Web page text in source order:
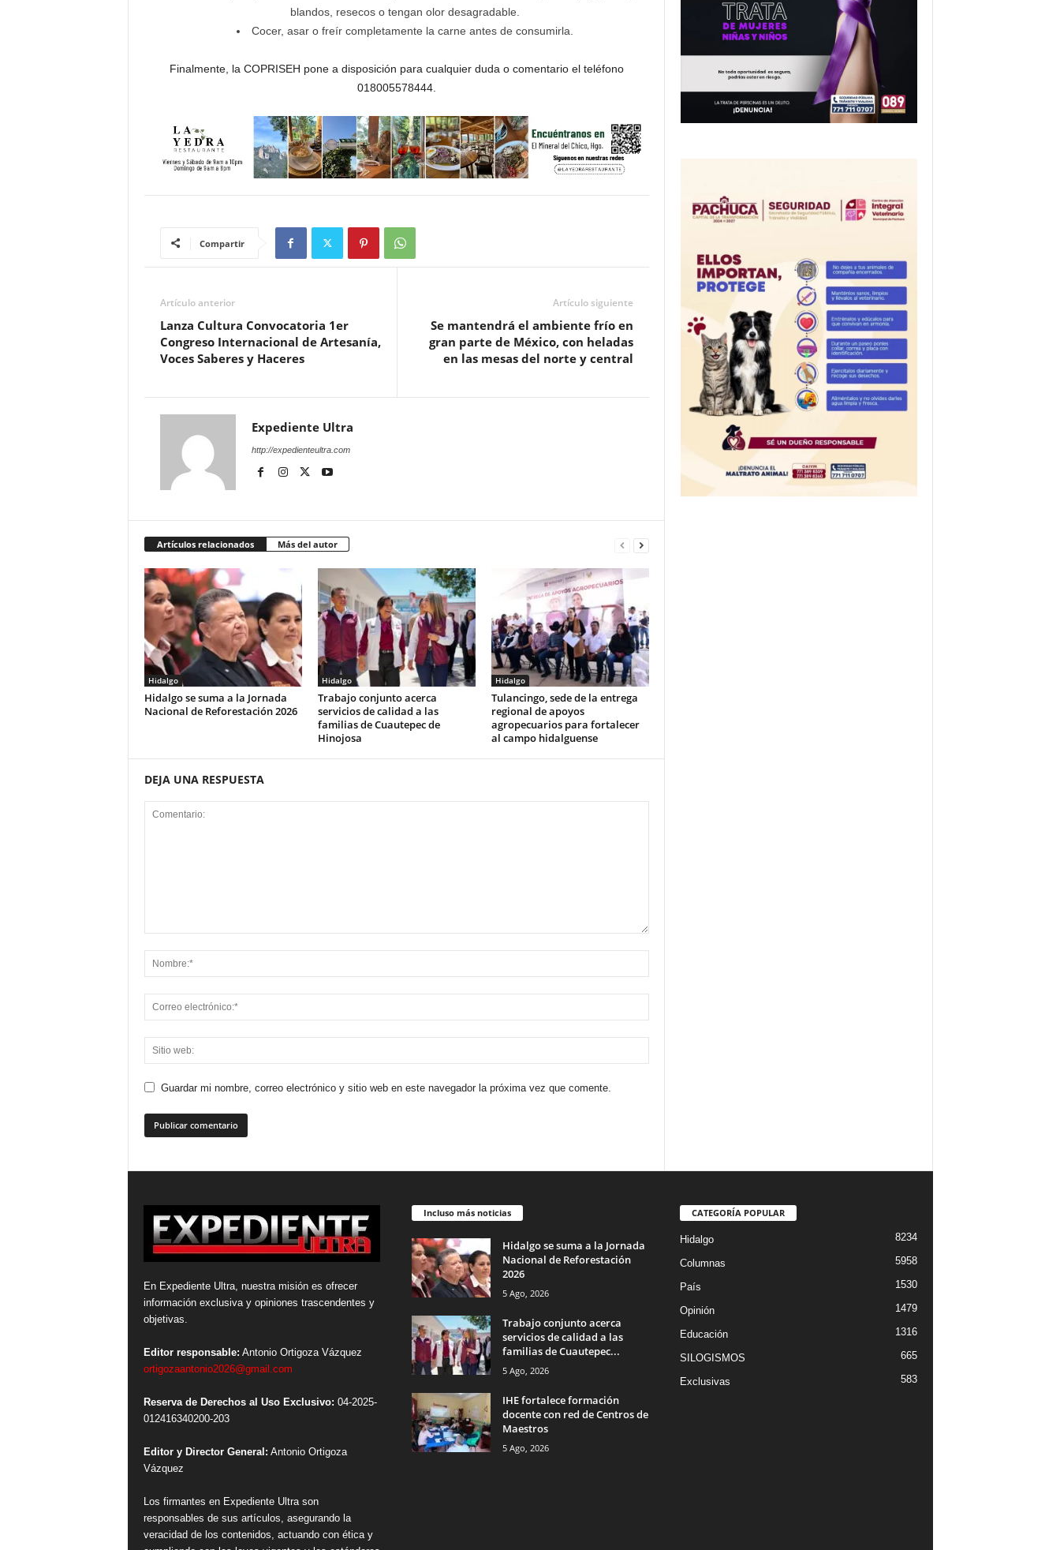
blandos, resecos o tengan olor desagradable.
Cocer, asar o freír completamente la carne antes de consumirla.
Finalmente, la COPRISEH pone a disposición para cualquier duda o comentario el teléfono
018005578444.
Compartir
Artículo anterior
Lanza Cultura Convocatoria 1er
Congreso Internacional de Artesanía,
Voces Saberes y Haceres
Artículo siguiente
Se mantendrá el ambiente frío en
gran parte de México, con heladas
en las mesas del norte y central
Expediente Ultra
http://expedienteultra.com
Artículos relacionados Más del autor
Hidalgo
Hidalgo se suma a la Jornada
Nacional de Reforestación 2026
Hidalgo
Trabajo conjunto acerca
servicios de calidad a las
familias de Cuautepec de
Hinojosa
Hidalgo
Tulancingo, sede de la entrega
regional de apoyos
agropecuarios para fortalecer
al campo hidalguense
DEJA UNA RESPUESTA
Guardar mi nombre, correo electrónico y sitio web en este navegador la próxima vez que comente.
En Expediente Ultra, nuestra misión es ofrecer
información exclusiva y opiniones trascendentes y
objetivas.
Editor responsable: Antonio Ortigoza Vázquez
ortigozaantonio2026@gmail.com
Reserva de Derechos al Uso Exclusivo: 04-2025-
012416340200-203
Editor y Director General: Antonio Ortigoza
Vázquez
Los firmantes en Expediente Ultra son
responsables de sus artículos, asegurando la
veracidad de los contenidos, actuando con ética y
Incluso más noticias
Hidalgo se suma a la Jornada
Nacional de Reforestación
2026
5 Ago, 2026
Trabajo conjunto acerca
servicios de calidad a las
familias de Cuautepec...
5 Ago, 2026
IHE fortalece formación
docente con red de Centros de
Maestros
5 Ago, 2026
CATEGORÍA POPULAR
Hidalgo 8234
Columnas 5958
País 1530
Opinión 1479
Educación 1316
SILOGISMOS 665
Exclusivas 583